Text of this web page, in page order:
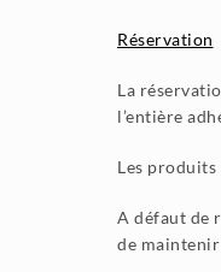
Réservation
La
l’entière
Les produits
A défaut de
de